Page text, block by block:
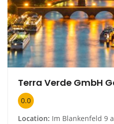
0.0
Location: Im Blankenfeld 9 a